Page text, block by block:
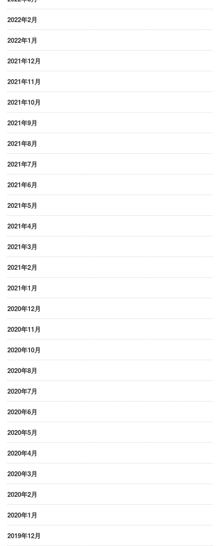
2022年2月
2022年1月
2021年12月
2021年11月
2021年10月
2021年9月
2021年8月
2021年7月
2021年6月
2021年5月
2021年4月
2021年3月
2021年2月
2021年1月
2020年12月
2020年11月
2020年10月
2020年8月
2020年7月
2020年6月
2020年5月
2020年4月
2020年3月
2020年2月
2020年1月
2019年12月